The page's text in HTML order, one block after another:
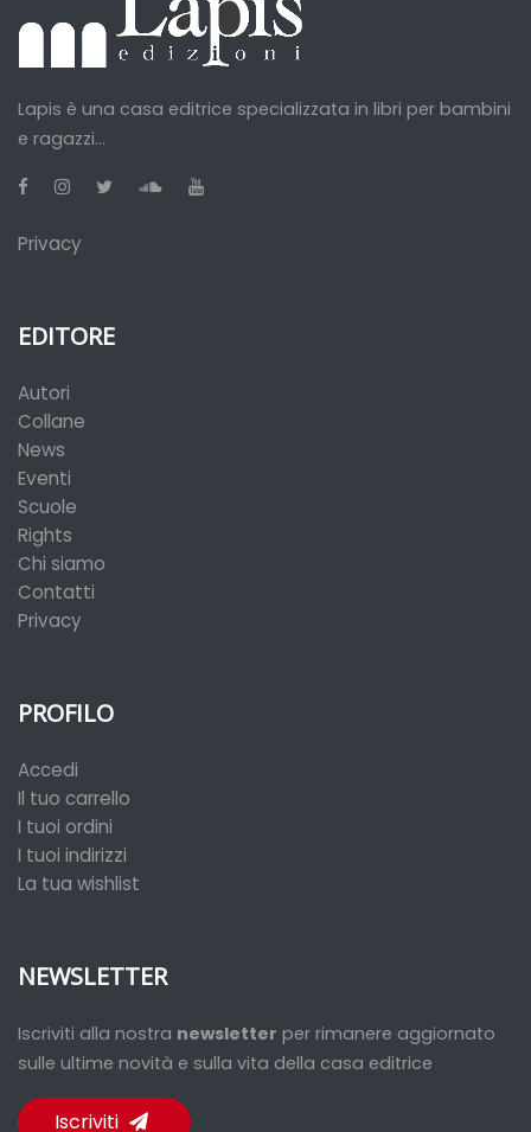
Lapis è una casa editrice specializzata in libri per bambini
e ragazzi...
Privacy
EDITORE
Autori
Collane
News
Eventi
Scuole
Rights
Chi siamo
Contatti
Privacy
PROFILO
Accedi
Il tuo carrello
I tuoi ordini
I tuoi indirizzi
La tua wishlist
NEWSLETTER
Iscriviti alla nostra newsletter per rimanere aggiornato
sulle ultime novità e sulla vita della casa editrice
Iscriviti